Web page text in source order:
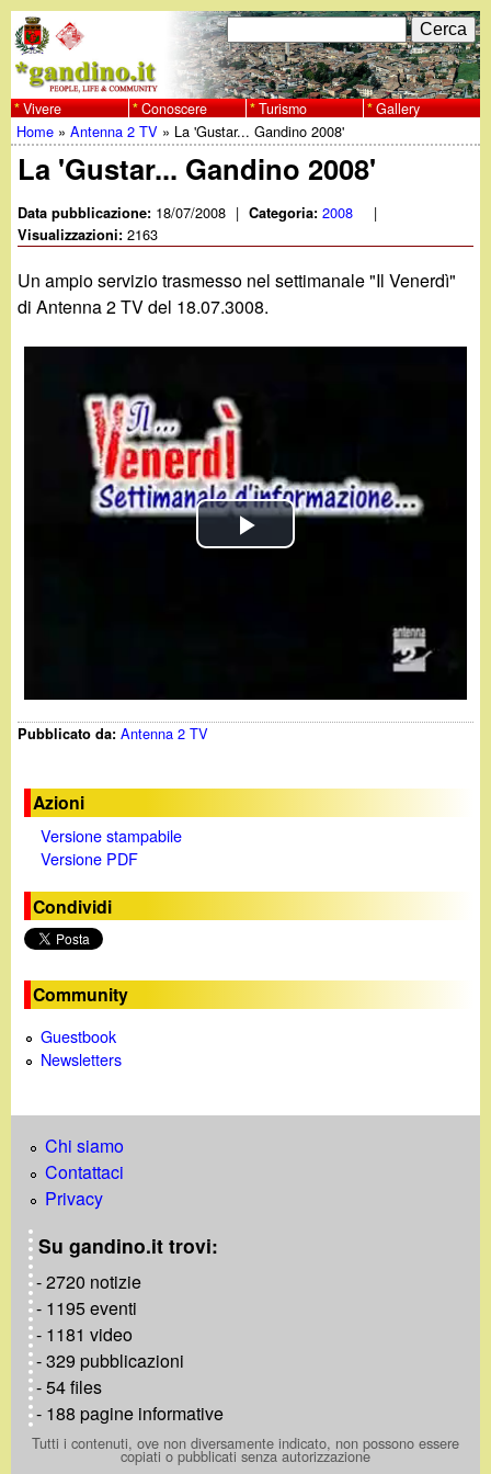
al
contenuto
principale
w
w
w
.
g
F
o
r
m
d
i
r
i
c
e
r
c
a
C
e
r
c
a
Vivere Conoscere Turismo Gallery
Tu
sei
qui
Home »Antenna 2 TV » La 'Gustar... Gandino 2008'
La 'Gustar... Gandino 2008'
Data pubblicazione: 18/07/2008 | Categoria:2008 |
Visualizzazioni:2163
Un ampio servizio trasmesso nel settimanale "Il Venerdì"
di Antenna 2 TV del 18.07.3008.
P
y
i
e
Pubblicato da:Antenna 2 TV
Azioni
Versione stampabile
Versione PDF
Condividi
Community
Guestbook
Newsletters
Chi siamo
Contattaci
Privacy
Su gandino.it trovi:
- 2720 notizie
- 1195 eventi
- 1181 video
- 329 pubblicazioni
- 54 files
- 188 pagine informative
Tutti i contenuti, ove non diversamente indicato, non possono essere
copiati o pubblicati senza autorizzazione